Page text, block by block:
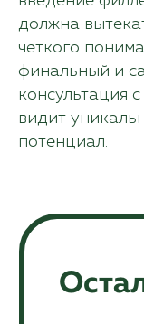
должна
четкого
финальный и
консультация
видит
потенциал.